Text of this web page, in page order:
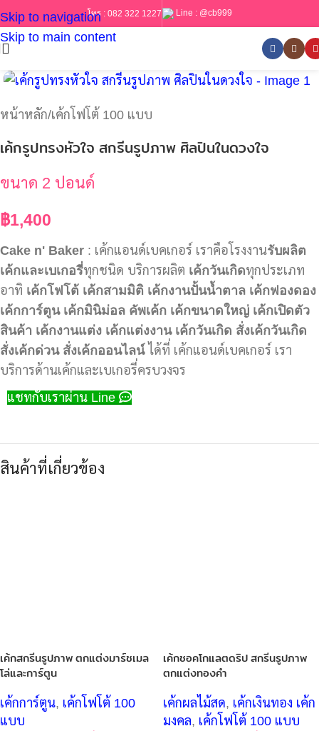
Skip to navigation
Skip to main content
โทร : 082 322 1227 Line : @cb999
หน้าหลัก/เค้กโฟโต้ 100 แบบ
เค้กรูปทรงหัวใจ สกรีนรูปภาพ ศิลปินในดวงใจ
ขนาด 2 ปอนด์
฿1,400
Cake n' Baker : เค้กแอนด์เบคเกอร์ เราคือโรงงานรับผลิต
เค้กและเบเกอรี่ทุกชนิด บริการผลิต เค้กวันเกิดทุกประเภท
อาทิ เค้กโฟโต้ เค้กสามมิติ เค้กงานปั้นน้ำตาล เค้กฟองดอง
เค้กการ์ตูน เค้กมินิม่อล คัพเค้ก เค้กขนาดใหญ่ เค้กเปิดตัว
สินค้า เค้กงานแต่ง เค้กแต่งงาน เค้กวันเกิด สั่งเค้กวันเกิด
สั่งเค้กด่วน สั่งเค้กออนไลน์ได้ที่ เค้กแอนด์เบคเกอร์ เรา
บริการด้านเค้กและเบเกอรี่ครบวงจร
แชทกับเราผ่าน Line
สินค้าที่เกี่ยวข้อง
เค้กสกรีนรูปภาพ ตกแต่งมาร์ชเมล
โล่และการ์ตูน
เค้กการ์ตูน, เค้กโฟโต้ 100
แบบ
เค้กชอคโกแลตดริป สกรีนรูปภาพ
ตกแต่งทองคำ
เค้กผลไม้สด, เค้กเงินทอง เค้ก
มงคล, เค้กโฟโต้ 100 แบบ